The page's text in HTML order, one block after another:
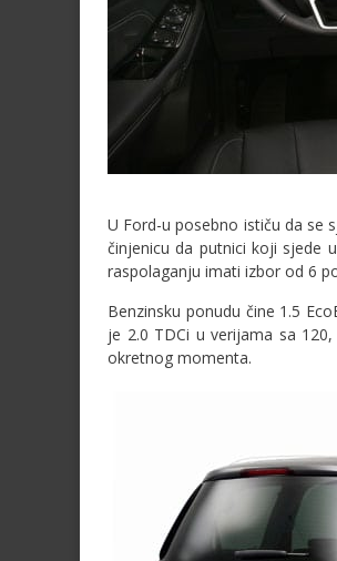
U Ford-u posebno ističu da se
činjenicu da putnici koji sjede
raspolaganju imati izbor od 6
Benzinsku ponudu čine 1.5
je 2.0 TDCi u verijama sa
okretnog momenta.